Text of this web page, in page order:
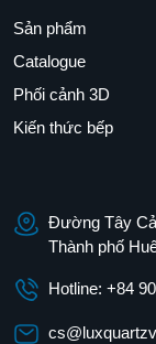
Sản phẩm
Catalogue
Phối cảnh 3D
Kiến thức bếp
Đường Tây
Thành phố
Hotline: +84